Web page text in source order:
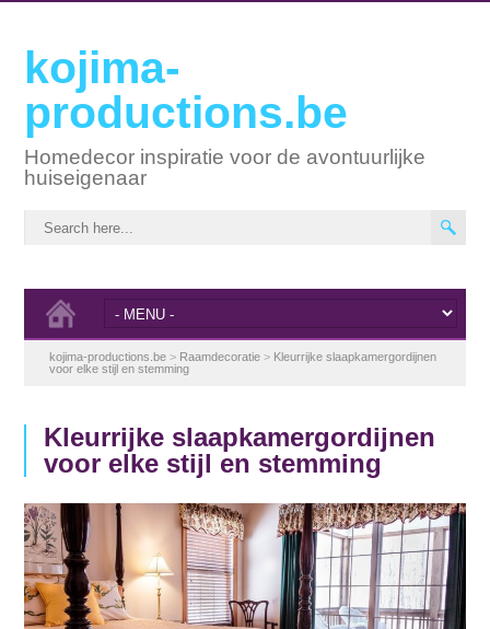
kojima-
productions.be
Homedecor inspiratie voor de avontuurlijke
huiseigenaar
kojima-productions.be > Raamdecoratie > Kleurrijke slaapkamergordijnen
voor elke stijl en stemming
Kleurrijke slaapkamergordijnen
voor elke stijl en stemming